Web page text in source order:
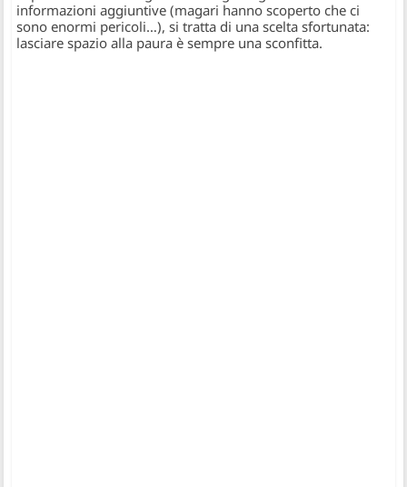
informazioni aggiuntive (magari hanno scoperto che ci
sono enormi pericoli…), si tratta di una scelta sfortunata:
lasciare spazio alla paura è sempre una sconfitta.